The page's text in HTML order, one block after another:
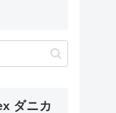
ダニカ